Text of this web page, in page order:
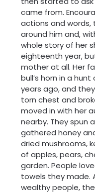
came from.
actions and words,
around him and,
whole story of her
eighteenth year,
mother at all. Her
bull’s horn in a
years ago, and
torn chest and
moved in with her
nearby. They spun
gathered honey
dried mushrooms,
of apples, pears,
garden. People
towels they made.
wealthy people,